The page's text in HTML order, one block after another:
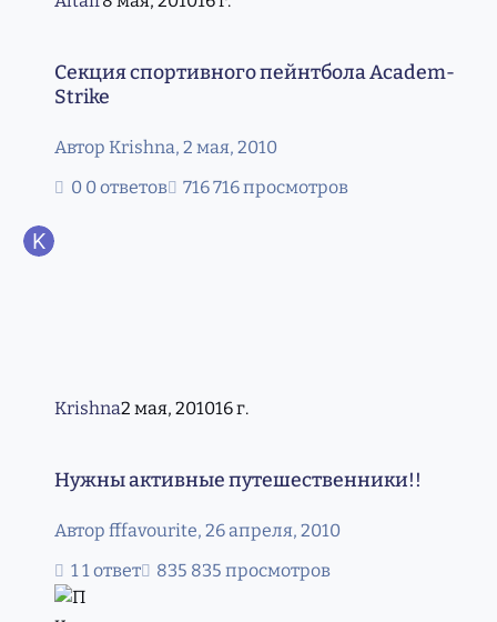
Секция спортивного пейнтбола Academ-
Strike
Автор Krishna, 2 мая, 2010
0 ответов
716 просмотров
Krishna2 мая, 201016 г.
Нужны активные путешественники!!
Автор fffavourite, 26 апреля, 2010
1 ответ
835 просмотров